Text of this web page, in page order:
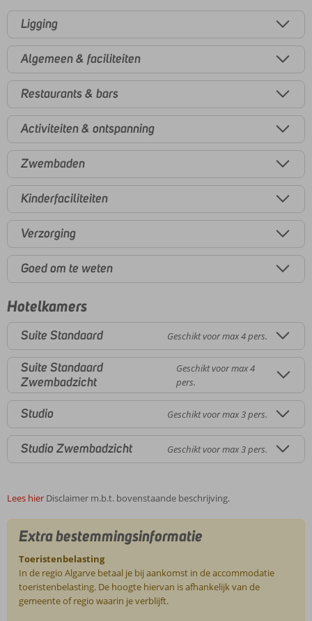
Ligging
Algemeen & faciliteiten
Restaurants & bars
Activiteiten & ontspanning
Zwembaden
Kinderfaciliteiten
Verzorging
Goed om te weten
Hotelkamers
Suite Standaard Geschikt voor max 4 pers.
Suite Standaard
Zwembadzicht
Geschikt voor max 4
pers.
Studio Geschikt voor max 3 pers.
Studio Zwembadzicht Geschikt voor max 3 pers.
Lees hier Disclaimer m.b.t. bovenstaande beschrijving.
Extra bestemmingsinformatie
Toeristenbelasting
In de regio Algarve betaal je bij aankomst in de accommodatie
toeristenbelasting. De hoogte hiervan is afhankelijk van de
gemeente of regio waarin je verblijft.